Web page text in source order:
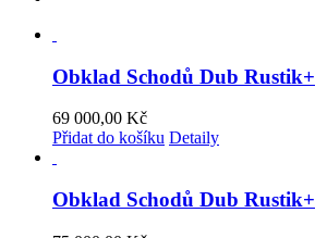
Obklad Schodů Dub Rustik+
69 000,00 Kč
Přidat do košíku Detaily
Obklad Schodů Dub Rustik+